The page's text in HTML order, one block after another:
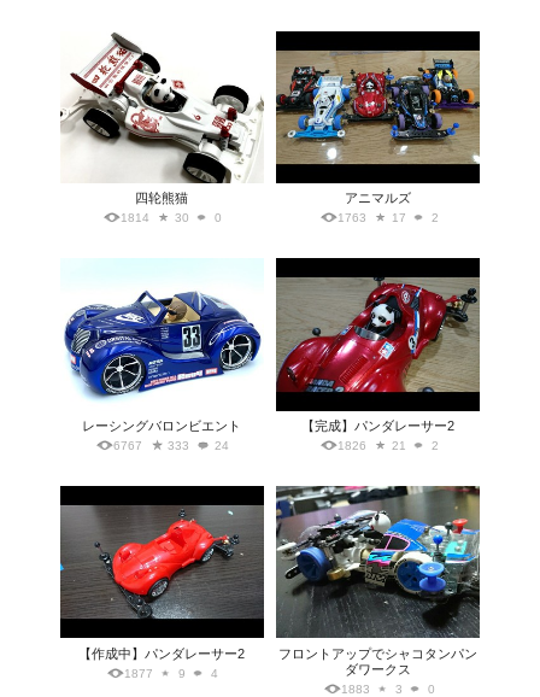
四轮熊猫
1814 30 0
アニマルズ
1763 17 2
レーシングバロンビエント
6767 333 24
【完成】パンダレーサー2
1826 21 2
【作成中】パンダレーサー2
1877 9 4
フロントアップでシャコタンパン
ダワークス
1883 3 0